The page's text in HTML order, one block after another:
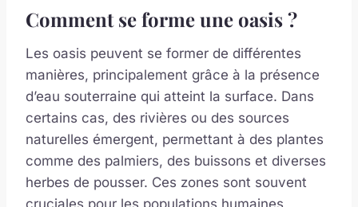
Comment se forme une oasis ?
Les oasis peuvent se former de différentes
manières, principalement grâce à la présence
d’eau souterraine qui atteint la surface. Dans
certains cas, des rivières ou des sources
naturelles émergent, permettant à des plantes
comme des palmiers, des buissons et diverses
herbes de pousser. Ces zones sont souvent